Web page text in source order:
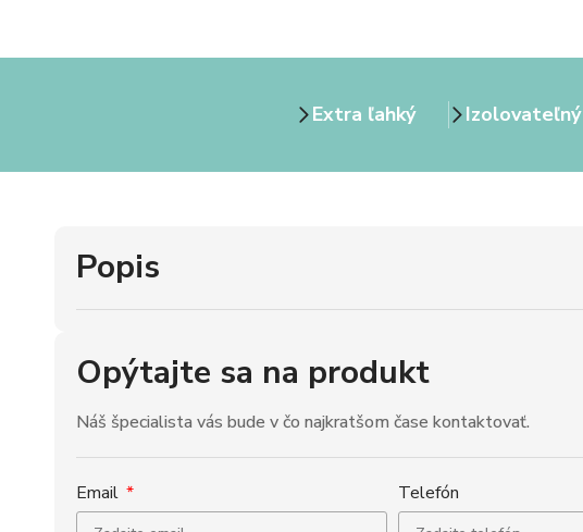
Extra ľahký Izolovateľný
Popis
Opýtajte sa na produkt
Náš špecialista vás bude v čo najkratšom čase kontaktovať.
Email Telefón